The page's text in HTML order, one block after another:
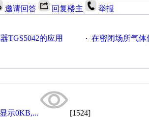
邀请回答 回复楼主 举报
TGS5042的应用 · 在密闭场所气体传
示0KB,... [1524]